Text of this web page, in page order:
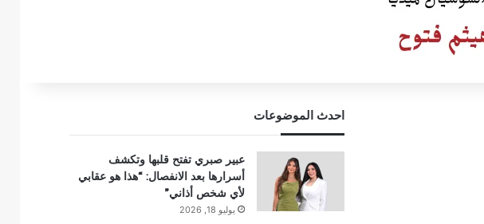
احدث الموضوعات
عبير صبري تفتح قلبها وتكشف
أسرارها بعد الانفصال: “هذا هو عقابي
لأي شخص أذاني”
يوليو 18, 2026